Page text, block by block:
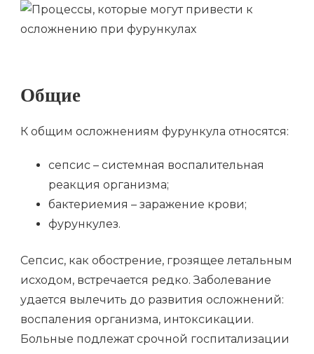
Общие
К общим осложнениям фурункула относятся:
сепсис – системная воспалительная
реакция организма;
бактериемия – заражение крови;
фурункулез.
Сепсис, как обострение, грозящее летальным
исходом, встречается редко. Заболевание
удается вылечить до развития осложнений:
воспаления организма, интоксикации.
Больные подлежат срочной госпитализации